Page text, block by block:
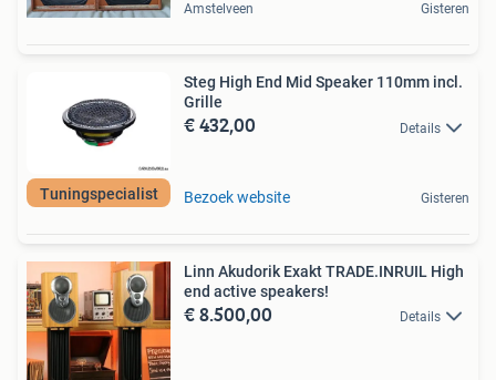
Amstelveen Gisteren
Tuningspecialist
Steg High End Mid Speaker 110mm incl.
Grille
€ 432,00 Details
Bezoek website Gisteren
Linn Akudorik Exakt TRADE.INRUIL High
end active speakers!
€ 8.500,00 Details